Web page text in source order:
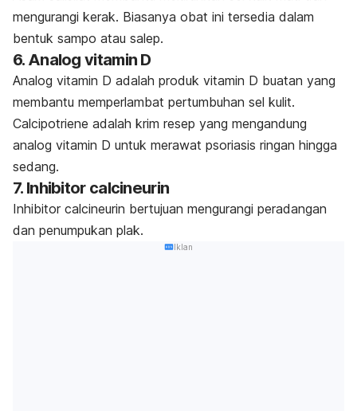
mengurangi kerak. Biasanya obat ini tersedia dalam
bentuk sampo atau salep.
6. Analog vitamin D
Analog vitamin D adalah produk vitamin D buatan yang
membantu memperlambat pertumbuhan sel kulit.
Calcipotriene adalah krim resep yang mengandung
analog vitamin D untuk merawat psoriasis ringan hingga
sedang.
7. Inhibitor calcineurin
Inhibitor calcineurin bertujuan mengurangi peradangan
dan penumpukan plak.
Iklan